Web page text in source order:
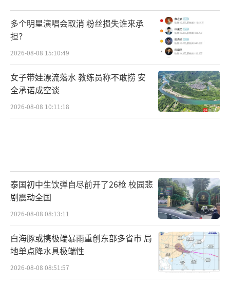
多个明星演唱会取消 粉丝损失谁来承
担？
2026-08-08 15:10:49
女子带娃漂流落水 教练员称不敢捞 安
全承诺成空谈
2026-08-08 10:11:18
泰国初中生饮弹自尽前开了26枪 校园悲
剧震动全国
2026-08-08 08:13:11
白海豚或携极端暴雨重创东部多省市 局
地单点降水具极端性
2026-08-08 08:51:57